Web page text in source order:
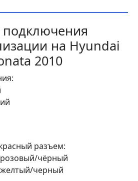
подключения
на Hyundai
2010
разъем:
розовый/чёрный
желтый/черный